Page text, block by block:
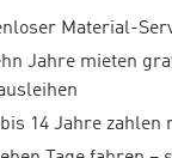
Material-
Jahre mieten
14 Jahre zahlen